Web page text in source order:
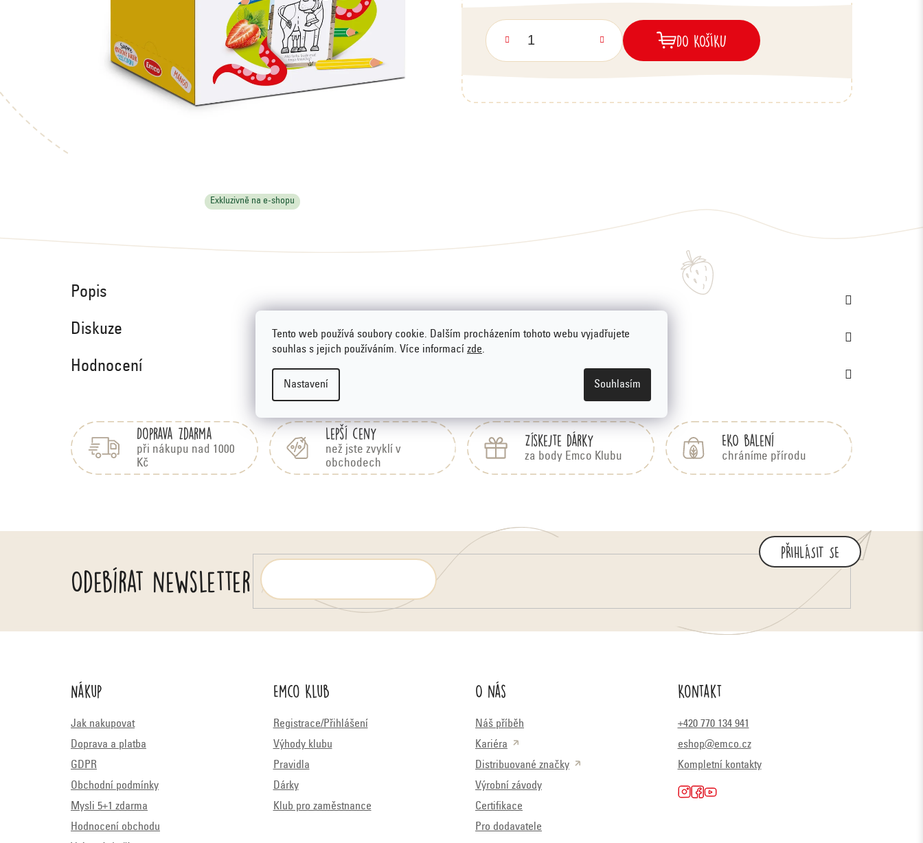
Tento web používá soubory cookie. Dalším procházením tohoto webu vyjadřujete
souhlas s jejich používáním. Více informací zde.
Nastavení Souhlasím
DO KOŠÍKU
Exkluzivně na e-shopu
Popis
Diskuze
Hodnocení
Doprava zdarma
při nákupu nad 1000
Kč
Lepší ceny
než jste zvyklí v
obchodech
Získejte dárky
za body Emco Klubu
EKO balení
chráníme přírodu
Odebírat newsletter
PŘIHLÁSIT SE
Nákup
Jak nakupovat
Doprava a platba
GDPR
Obchodní podmínky
Mysli 5+1 zdarma
Hodnocení obchodu
Emco Klub
Registrace/Přihlášení
Výhody klubu
Pravidla
Dárky
Klub pro zaměstnance
O nás
Náš příběh
Kariéra
Distribuované značky
Výrobní závody
Certifikace
Pro dodavatele
Kontakt
+420 770 134 941
eshop@emco.cz
Kompletní kontakty